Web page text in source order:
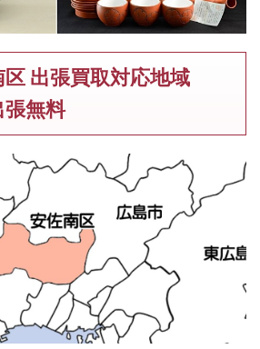
区 出張買取対応地域
無料